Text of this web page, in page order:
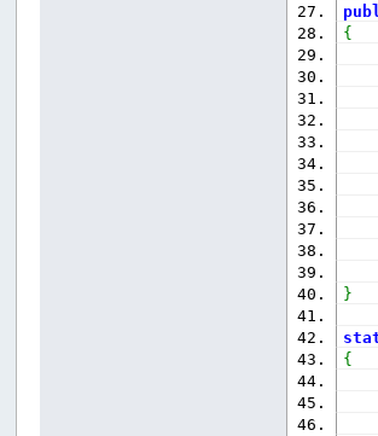
{
}
{